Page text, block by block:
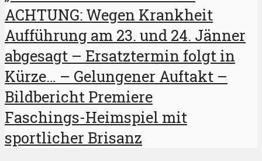
ACHTUNG: Wegen Krankheit
Aufführung am 23. und 24. Jänner
abgesagt – Ersatztermin folgt in
Kürze… – Gelungener Auftakt –
Bildbericht Premiere
Faschings-Heimspiel mit
sportlicher Brisanz